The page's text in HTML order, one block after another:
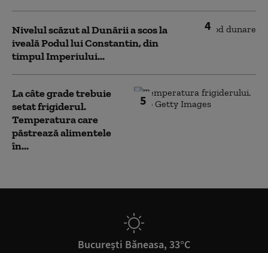
4
Nivelul scăzut al Dunării a scos la
iveală Podul lui Constantin, din
timpul Imperiului...
5
La câte grade trebuie
setat frigiderul.
Temperatura care
păstrează alimentele
în...
București Băneasa, 33°C